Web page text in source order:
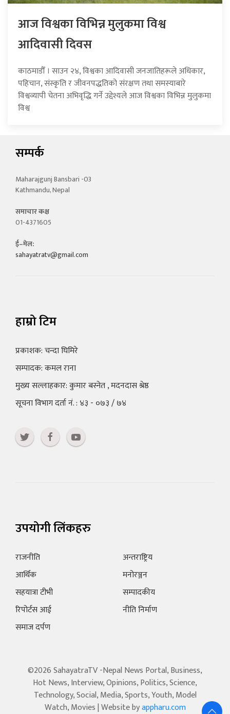
आज विश्वका विभिन्न मुलुकमा विश्व
आदिवासी दिवस
काठमाडौँ । साउन २४, विश्वका आदिवासी जनजातिहरूले अधिकार,
पहिचान, संस्कृति र जीवनपद्धतिको संरक्षण तथा समस्याबारे
विश्वव्यापी चेतना अभिवृद्धि गर्ने उद्देश्यले आज विश्वका विभिन्न मुलुकमा
विश्व
सम्पर्क
Maharajgunj Bansbari -03
Kathmandu, Nepal
समाचार कक्ष
01-4371605
ई–मेल:
sahayatratv@gmail.com
हाम्रो टिम
प्रकाशक: चन्दा घिमिरे
सम्पादक: कमल राना
मुख्य सल्लाहकार: कुमार बस्नेत , मदनदास श्रेष्ठ
सूचना विभाग दर्ता नं. : ४३ - ०७३ / ७४
उपयोगी लिंकहरु
राजनीति
आर्थिक
सहयात्रा टीभी
रिपोर्टस आई
समाज दर्पण
अन्तराष्ट्रिय
मनोरञ्जन
सम्पादकीय
नीति निर्माण
©2026 SahayatraTV -Nepal News Portal, Business,
Hot News, Interview, Opinions, Politics, Science,
Technology, Social, Media, Sports, Youth, Model
Watch, Movies | Website byappharu.com